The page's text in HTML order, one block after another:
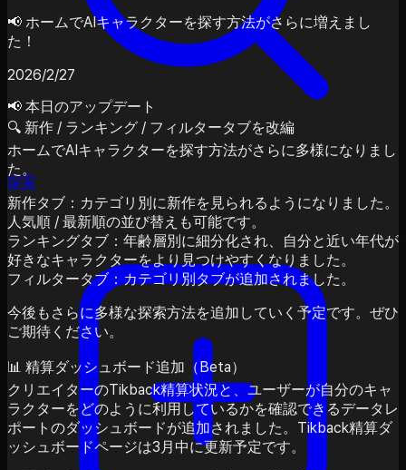
探索
📢 ホームでAIキャラクターを探す方法がさらに増えまし
た！
2026/2/27
📢 本日のアップデート
🔍 新作 / ランキング / フィルタータブを改編
ホームでAIキャラクターを探す方法がさらに多様になりまし
た。
新作タブ：カテゴリ別に新作を見られるようになりました。
人気順 / 最新順の並び替えも可能です。
ランキングタブ：年齢層別に細分化され、自分と近い年代が
好きなキャラクターをより見つけやすくなりました。
フィルタータブ：カテゴリ別タブが追加されました。
今後もさらに多様な探索方法を追加していく予定です。ぜひ
ご期待ください。
📊 精算ダッシュボード追加（Beta）
クリエイターのTikback精算状況と、ユーザーが自分のキャ
ラクターをどのように利用しているかを確認できるデータレ
ポートのダッシュボードが追加されました。Tikback精算ダ
ッシュボードページは3月中に更新予定です。